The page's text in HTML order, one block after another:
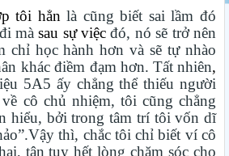
tôi hẳnlà cũng biết sai lầm đó
màsau sự việcđó, nó sẽ trở nên
chỉ học hành hơn và sẽ tự nhào
khác điềm đạm hơn. Tất nhiên,
5A5 ấy chẳng thể thiếu người
cô chủ nhiệm, tôi cũng chẳng
hiểu, bởi trong tâm trí tôi vốn dĩ
thì, chắc tôi chỉ biết ví cô
tận tụy hết lòng chăm sóc cho